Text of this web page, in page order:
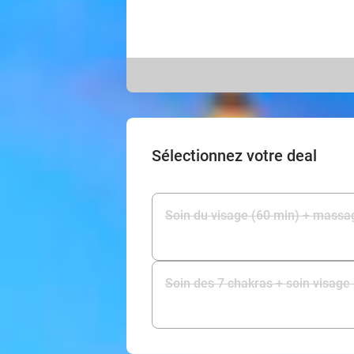
Sélectionnez votre deal
Soin du visage (60 min) +
Soin des 7 chakras + soin